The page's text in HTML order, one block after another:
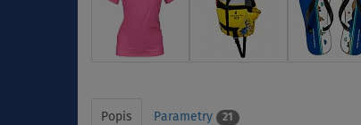
Popis Parametry 21